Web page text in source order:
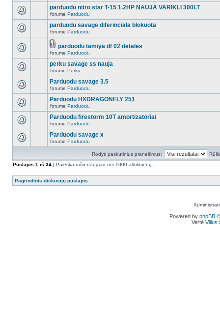
parduodu nitro star T-15 1.2HP NAUJA VARIKLI 300LT
forume Parduodu
parduodu savage diferinciala blokuota
forume Parduodu
parduodu tamiya df 02 detales
forume Parduodu
perku savage ss nauja
forume Perku
Parduodu savage 3.5
forume Parduodu
Parduodu HXDRAGONFLY 251
forume Parduodu
Parduodu firestorm 10T amortizatoriai
forume Parduodu
Parduodu savage x
forume Parduodu
Rodyti paskutinius pranešimus:
Puslapis 1 iš 34 [ Paieška rašo daugiau nei 1000 atitikmenų ]
Pagrindinis diskusijų puslapis
Powered by phpBB
Vertė Vilius